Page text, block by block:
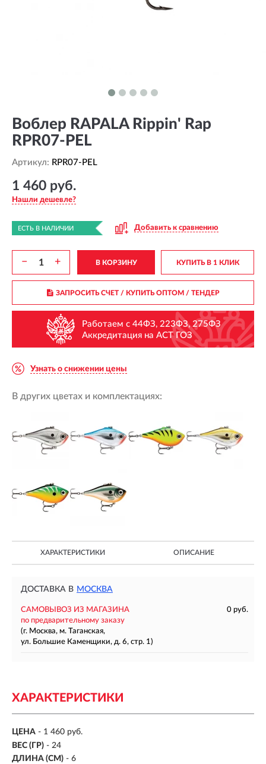
Воблер RAPALA Rippin' Rap
RPR07-PEL
Артикул: RPR07-PEL
1 460 руб.
Нашли дешевле?
ЕСТЬ В НАЛИЧИИ Добавить к сравнению
− + В КОРЗИНУ КУПИТЬ В 1 КЛИК
ЗАПРОСИТЬ СЧЕТ / КУПИТЬ ОПТОМ/ ТЕНДЕР
Работаем с 44ФЗ, 223ФЗ, 275ФЗ
Аккредитация на АСТ ГОЗ
Узнать о снижении цены
В других цветах и комплектациях:
ХАРАКТЕРИСТИКИ ОПИСАНИЕ
ДОСТАВКА В МОСКВА
САМОВЫВОЗ ИЗ МАГАЗИНА
0 руб.
по предварительному заказу
(г. Москва, м. Таганская,
ул. Большие Каменщики, д. 6, стр. 1)
ХАРАКТЕРИСТИКИ
ЦЕНА - 1 460 руб.
ВЕС (ГР) - 24
ДЛИНА (СМ) - 6